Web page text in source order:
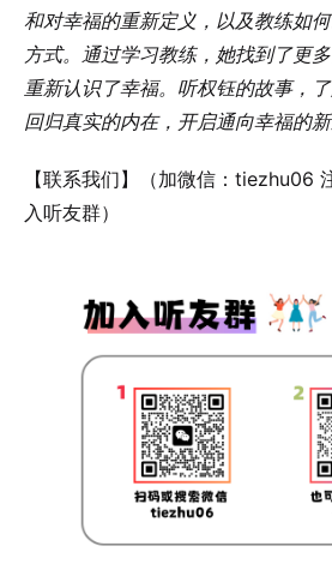
和对幸福的重新定义，以及教练如
方式。通过学习教练，她找到了更
重新认识了幸福。听权钰的故事，
回归真实的内在，开启通向幸福的新
【联系我们】（加微信：tiezhu06
入听友群）